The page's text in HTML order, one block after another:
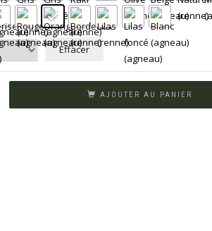
Effacer
AJOUTER AU PANIER